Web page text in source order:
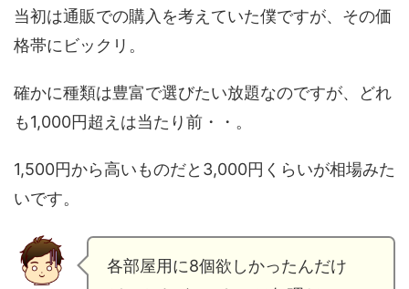
当初は通販での購入を考えていた僕ですが、その価
格帯にビックリ。
確かに種類は豊富で選びたい放題なのですが、どれ
も1,000円超えは当たり前・・。
1,500円から高いものだと3,000円くらいが相場みた
いです。
各部屋用に8個欲しかったんだけ